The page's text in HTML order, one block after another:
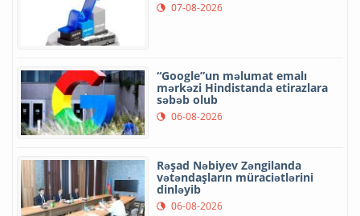
07-08-2026
“Google”un məlumat emalı
mərkəzi Hindistanda etirazlara
səbəb olub
06-08-2026
Rəşad Nəbiyev Zəngilanda
vətəndaşların müraciətlərini
dinləyib
06-08-2026